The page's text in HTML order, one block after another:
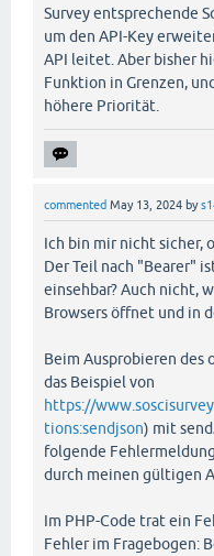
Survey entsprechende
um den API-Key
API leitet. Aber bisher
Funktion in Grenzen,
höhere Priorität.
commented May 13, 2024 by
Ich bin mir nicht sicher,
Der Teil nach "Bearer"
einsehbar? Auch nicht,
Browsers öffnet und in
Beim Ausprobieren des
das Beispiel von
https://
tions:sendjson) mit
folgende
durch meinen gültigen
Im PHP-Code trat ein
Fehler im Fragebogen: